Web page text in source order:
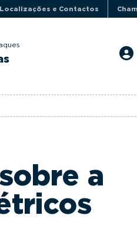
Localizações e Contactos
a